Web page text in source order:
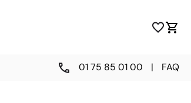
01 75 85 01 00 | FAQ